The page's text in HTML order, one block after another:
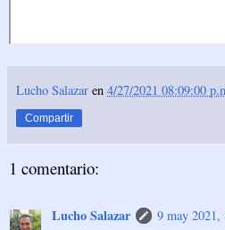
Lucho Salazar en 4/27/2021 08:09:00
Compartir
1 comentario:
Lucho Salazar
9 may 2021,